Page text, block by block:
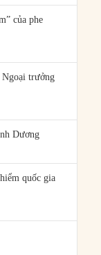
của phe
Ngoại trưởng
Dương
quốc gia